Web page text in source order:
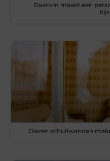
Daarom maakt een
Glazen schuifwanden